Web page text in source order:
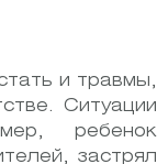
и травмы,
Ситуации
ребенок
застрял